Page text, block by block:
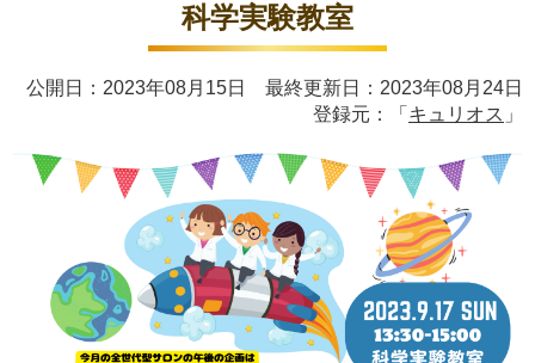
科学実験教室
公開日：2023年08月15日 最終更新日：2023年08月24日
登録元：「 キュリオス 」